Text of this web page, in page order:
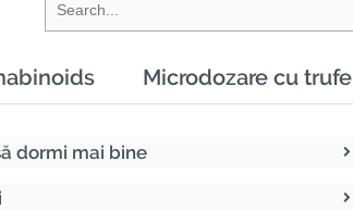
Microdozare cu trufe
dormi mai bine